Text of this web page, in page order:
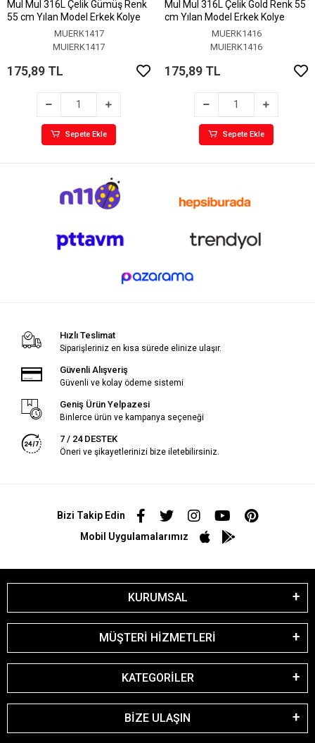
MuI MuI 316L Çelik Gümüş Renk
55 cm Yılan Model Erkek Kolye
MUERK1417
MUIERK1417
175,89 TL
Sepete Ekle
MuI MuI 316L Çelik Gold Renk 55
cm Yılan Model Erkek Kolye
MUERK1416
MUIERK1416
175,89 TL
Sepete Ekle
Hızlı Teslimat
Siparişleriniz en kısa sürede elinize ulaşır.
Güvenli Alışveriş
Güvenli ve kolay ödeme sistemi
Geniş Ürün Yelpazesi
Binlerce ürün ve kampanya seçeneği
7 / 24 DESTEK
Öneri ve şikayetlerinizi bize iletebilirsiniz.
Bizi Takip Edin
Mobil Uygulamalarımız
KURUMSAL
MÜŞTERİ HİZMETLERİ
KATEGORİLER
BİZE ULAŞIN